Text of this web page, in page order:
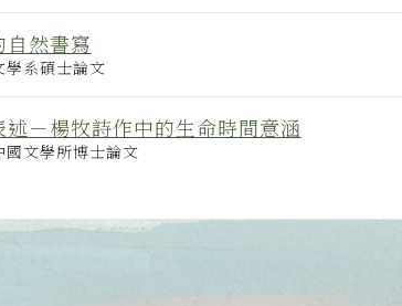
自然書寫
學系碩士論文
述－楊牧詩作中的生命時間意涵
國文學所博士論文